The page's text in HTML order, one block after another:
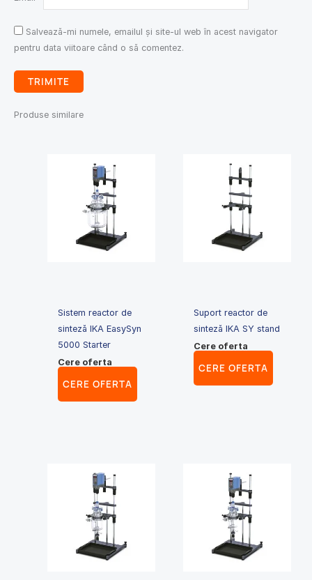
Salvează-mi numele, emailul și site-ul web în acest navigator
pentru data viitoare când o să comentez.
Produse similare
Sistem reactor de
sinteză IKA EasySyn
5000 Starter
Cere oferta
CERE OFERTA
Suport reactor de
sinteză IKA SY stand
Cere oferta
CERE OFERTA